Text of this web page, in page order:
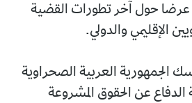
عرضا حول آخر تطورات القضية
الإقليمي والدولي.
الجمهورية العربية الصحراوية
عن الحقوق المشروعة